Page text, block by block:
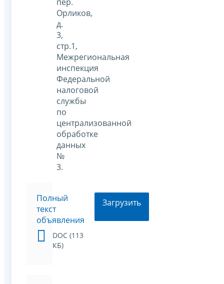
Орликов,
д.
3,
стр.1,
Межрегиональная
инспекция
Федеральной
налоговой
службы
по
централизованной
обработке
данных
№
3.
Полный
текст
объявления
DOC (113
КБ)
Загрузить